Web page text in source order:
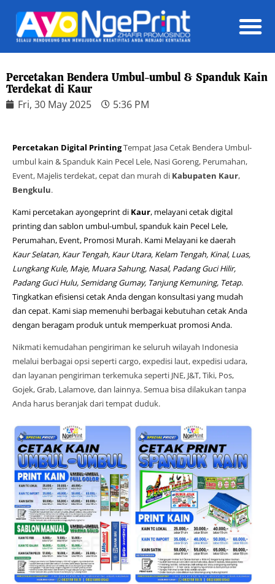
Percetakan Bendera Umbul-umbul & Spanduk Kain
Terdekat di Kaur
Fri, 30 May 2025 5:36 PM
Percetakan Digital PrintingTempat Jasa Cetak Bendera Umbul-
umbul kain & Spanduk Kain Pecel Lele, Nasi Goreng, Perumahan,
Event, Majelis terdekat, cepat dan murah di Kabupaten Kaur,
Bengkulu.
Kami percetakan ayongeprint di Kaur, melayani cetak digital
printing dan sablon umbul-umbul, spanduk kain Pecel Lele,
Perumahan, Event, Promosi Murah. Kami Melayani ke daerah
Kaur Selatan, Kaur Tengah, Kaur Utara, Kelam Tengah, Kinal, Luas,
Lungkang Kule, Maje, Muara Sahung, Nasal, Padang Guci Hilir,
Padang Guci Hulu, Semidang Gumay, Tanjung Kemuning, Tetap.
Tingkatkan efisiensi cetak Anda dengan konsultasi yang mudah
dan cepat. Kami siap memenuhi berbagai kebutuhan cetak Anda
dengan beragam produk untuk memperkuat promosi Anda.
Nikmati kemudahan pengiriman ke seluruh wilayah Indonesia
melalui berbagai opsi seperti cargo, expedisi laut, expedisi udara,
dan layanan pengiriman terkemuka seperti JNE, J&T, Tiki, Pos,
Gojek, Grab, Lalamove, dan lainnya. Semua bisa dilakukan tanpa
Anda harus beranjak dari tempat duduk.